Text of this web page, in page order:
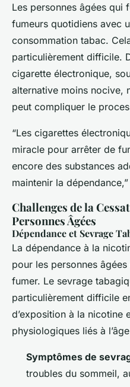
Les personnes âgées qui
fumeurs quotidiens avec
consommation tabac.
particulièrement difficile.
cigarette électronique,
alternative moins nocive,
peut compliquer le
“Les cigarettes
miracle pour arrêter de
encore des substances
maintenir la
Challenges de la
Personnes Âgées
Dépendance et Sevrage
La dépendance à la
pour les personnes
fumer. Le sevrage
particulièrement difficile
d’exposition à la nicotine
physiologiques liés à
Symptômes de
troubles du sommeil,